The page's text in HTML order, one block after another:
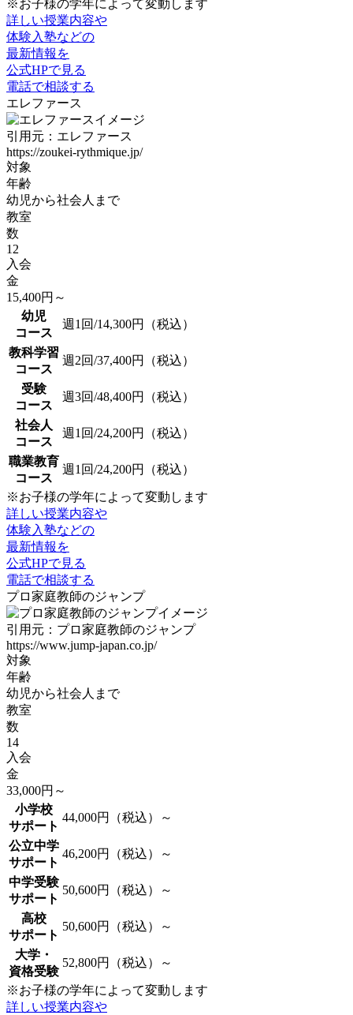
※お子様の学年によって変動します
詳しい授業内容や
体験入塾などの
最新情報を
公式HPで見る
電話で相談する
エレファース
引用元：エレファース
https://zoukei-rythmique.jp/
対象
年齢
幼児から社会人まで
教室
数
12
入会
金
15,400円～
幼児
コース
週1回/14,300円（税込）
教科学習
コース
週2回/37,400円（税込）
受験
コース
週3回/48,400円（税込）
社会人
コース
週1回/24,200円（税込）
職業教育
コース
週1回/24,200円（税込）
※お子様の学年によって変動します
詳しい授業内容や
体験入塾などの
最新情報を
公式HPで見る
電話で相談する
プロ家庭教師のジャンプ
引用元：プロ家庭教師のジャンプ
https://www.jump-japan.co.jp/
対象
年齢
幼児から社会人まで
教室
数
14
入会
金
33,000円～
小学校
サポート
44,000円（税込）～
公立中学
サポート
46,200円（税込）～
中学受験
サポート
50,600円（税込）～
高校
サポート
50,600円（税込）～
大学・
資格受験
52,800円（税込）～
※お子様の学年によって変動します
詳しい授業内容や